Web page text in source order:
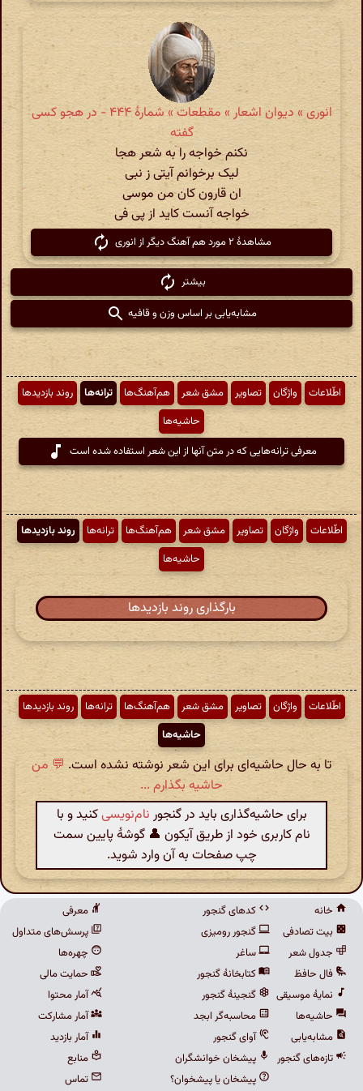
انوری » دیوان اشعار » مقطعات » شمارهٔ ۴۴۴ - در هجو کسی
گفته
نکنم خواجه را به شعر هجا
لیک برخوانم آیتی ز نبی
ان قارون کان من موسی
خواجه آنست کاید از پی فی
مشاهدهٔ ۲ مورد هم آهنگ دیگر از انوری
بیشتر
مشابه‌یابی بر اساس وزن و قافیه
اطّلاعات واژگان تصاویر مشق شعر هم‌آهنگ‌ها ترانه‌ها
روند بازدیدها
حاشیه‌ها
معرفی ترانه‌هایی که در متن آنها از این شعر استفاده شده است
اطّلاعات واژگان تصاویر مشق شعر هم‌آهنگ‌ها ترانه‌ها
روند بازدیدها
حاشیه‌ها
بارگذاری روند بازدیدها
اطّلاعات واژگان تصاویر مشق شعر هم‌آهنگ‌ها ترانه‌ها
روند بازدیدها
حاشیه‌ها
تا به حال حاشیه‌ای برای این شعر نوشته نشده است. 💬 من
حاشیه بگذارم ...
برای حاشیه‌گذاری باید در گنجور نام‌نویسیکنید و با
نام کاربری خود از طریق آیکون 👤 گوشهٔ پایین سمت
چپ صفحات به آن وارد شوید.
خانه
بیت تصادفی
جدول شعر
فال حافظ
نمایهٔ موسیقی
حاشیه‌ها
مشابه‌یابی
تازه‌های گنجور
کدهای گنجور
گنجور رومیزی
ساغر
کتابخانهٔ گنجور
گنجینهٔ گنجور
محاسبه‌گر ابجد
آوای گنجور
پیشخان خوانشگران
پیشخان یا پیشخوان؟
معرفی
پرسش‌های متداول
چهره‌ها
حمایت مالی
آمار محتوا
آمار مشارکت
آمار بازدید
منابع
تماس